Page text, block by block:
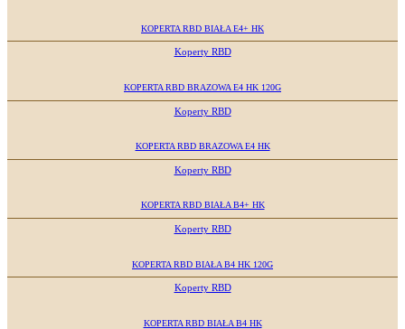
KOPERTA RBD BIAŁA E4+ HK
Koperty RBD
KOPERTA RBD BRAZOWA E4 HK 120G
Koperty RBD
KOPERTA RBD BRAZOWA E4 HK
Koperty RBD
KOPERTA RBD BIAŁA B4+ HK
Koperty RBD
KOPERTA RBD BIAŁA B4 HK 120G
Koperty RBD
KOPERTA RBD BIAŁA B4 HK